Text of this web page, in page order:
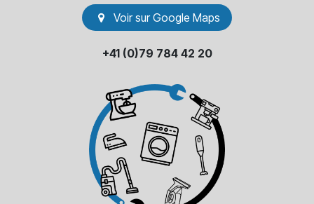
Voir sur Go​​ogle Maps
+41 (0)79 784 42 20